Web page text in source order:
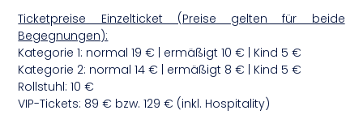
Ticketpreise Einzelticket (Preise gelten für beide
Begegnungen):
Kategorie 1: normal 19 € | ermäßigt 10 € | Kind 5 €
Kategorie 2: normal 14 € | ermäßigt 8 € | Kind 5 €
Rollstuhl: 10 €
VIP-Tickets: 89 € bzw. 129 € (inkl. Hospitality)